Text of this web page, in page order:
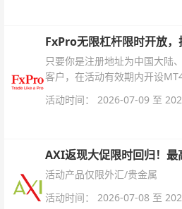
FxPro无限杠杆限时开放
只要你是注册地址为中国大陆
客户，在活动有效期内开设
解锁无限倍杠杆福利，无需额
活动时间： 2026-07-09 至
AXI返现大促限时回归！最
活动产品仅限外汇/贵金属
活动时间： 2026-07-08 至